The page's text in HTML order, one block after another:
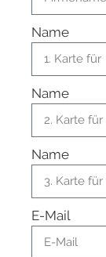
Name
Name
Name
E-Mail